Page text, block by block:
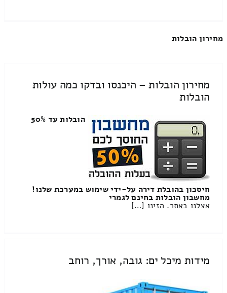
מחירון הובלות
מחירון הובלות – היכנסו ובדקו כמה עולות
הובלות
הובלות עד 50%
חיסכון בהובלת דירה על-ידי שימוש במערכת שלנו!
מחשבון הובלות בחינם לגמרי
אצלנו באתר. הזינו […]
מידות מיכל ים: גובה, אורך, רוחב